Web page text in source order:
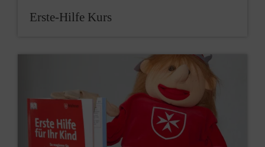
Erste-Hilfe Kurs